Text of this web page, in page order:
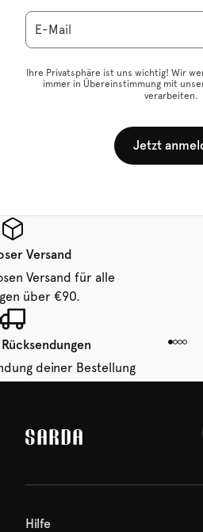
E-Mail
Ihre Privatsphäre ist uns wichtig! Wir
immer in Übereinstimmung mit
verarbeiten.
Jetzt
Versand
Versand für alle
über €90.
deiner Bestellung
14 Tagen.
erste Bestellung
Hilfe